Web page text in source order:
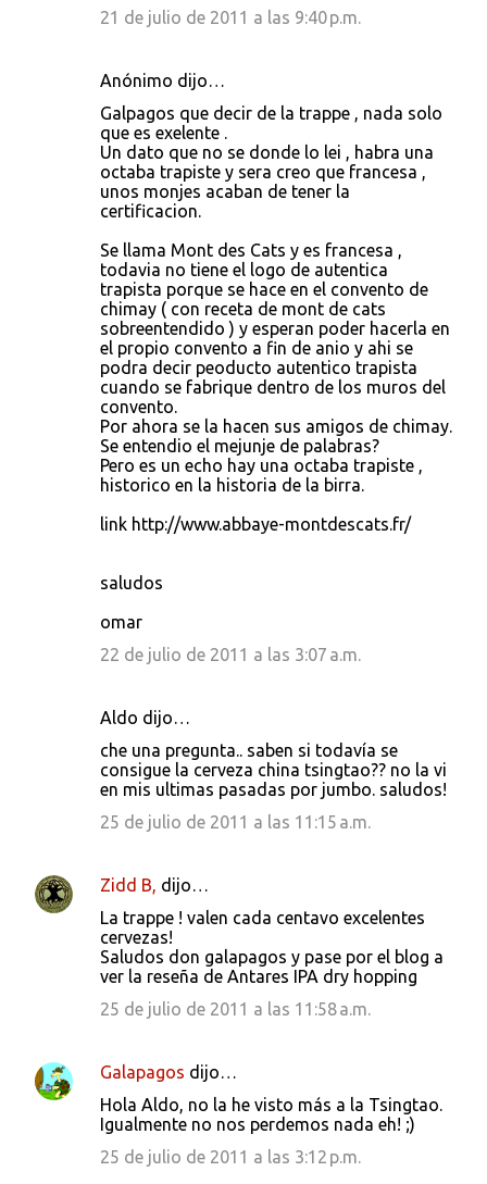
21 de julio de 2011 a las 9:40 p.m.
Anónimo dijo…
Galpagos que decir de la trappe , nada solo
que es exelente .
Un dato que no se donde lo lei , habra una
octaba trapiste y sera creo que francesa ,
unos monjes acaban de tener la
certificacion.
Se llama Mont des Cats y es francesa ,
todavia no tiene el logo de autentica
trapista porque se hace en el convento de
chimay ( con receta de mont de cats
sobreentendido ) y esperan poder hacerla en
el propio convento a fin de anio y ahi se
podra decir peoducto autentico trapista
cuando se fabrique dentro de los muros del
convento.
Por ahora se la hacen sus amigos de chimay.
Se entendio el mejunje de palabras?
Pero es un echo hay una octaba trapiste ,
historico en la historia de la birra.
link http://www.abbaye-montdescats.fr/
saludos
omar
22 de julio de 2011 a las 3:07 a.m.
Aldo dijo…
che una pregunta.. saben si todavía se
consigue la cerveza china tsingtao?? no la vi
en mis ultimas pasadas por jumbo. saludos!
25 de julio de 2011 a las 11:15 a.m.
Zidd B, dijo…
La trappe ! valen cada centavo excelentes
cervezas!
Saludos don galapagos y pase por el blog a
ver la reseña de Antares IPA dry hopping
25 de julio de 2011 a las 11:58 a.m.
Galapagos dijo…
Hola Aldo, no la he visto más a la Tsingtao.
Igualmente no nos perdemos nada eh! ;)
25 de julio de 2011 a las 3:12 p.m.